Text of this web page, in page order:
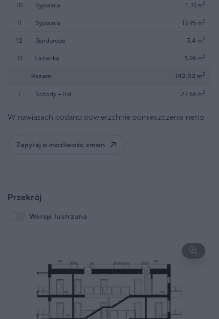
10 sypialnia 11,71 m2
11 sypialnia 13,95 m2
12 garderoba 3,4 m2
13 łazienka 5,96 m2
Razem 142,02 m2
1 schody + hol 27,66 m2
W nawiasach podano powierzchnie pomieszczenia netto
Zapytaj o możliwość zmian
Przekrój
Wersja lustrzana
Wersja lustrzana